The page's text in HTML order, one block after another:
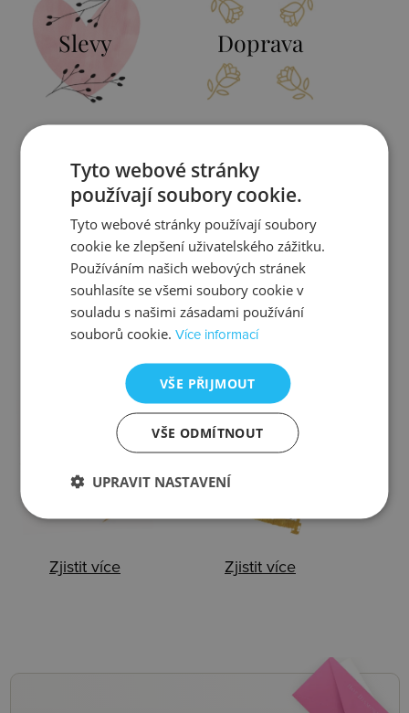
Slevy Doprava
Kontrola Výměna
Zjistit více
Balení
Zjistit více
Tyto webové stránky
používají soubory cookie.
Tyto webové stránky používají soubory
cookie ke zlepšení uživatelského zážitku.
Používáním našich webových stránek
souhlasíte se všemi soubory cookie v
souladu s našimi zásadami používání
souborů cookie.Více informací
VŠE PŘIJMOUT
VŠE ODMÍTNOUT
UPRAVIT NASTAVENÍ